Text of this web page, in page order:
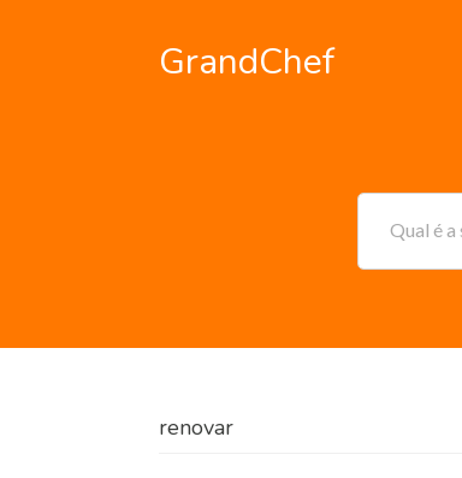
GrandChef
Qual é
renovar